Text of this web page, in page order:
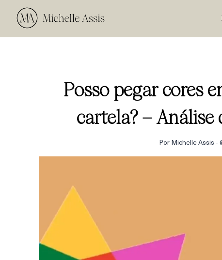
Posso pegar cores
cartela? – Análise
Por Michelle Assis -